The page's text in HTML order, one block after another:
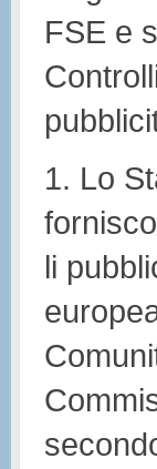
FSE e
1. Lo
li